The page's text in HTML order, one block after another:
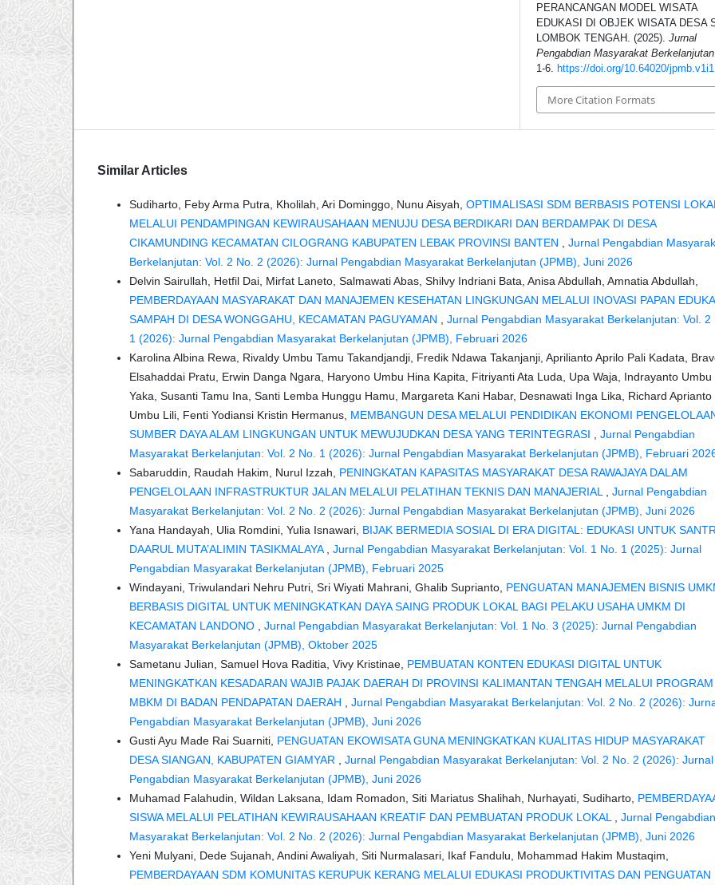
PERANCANGAN MODEL WISATA
EDUKASI DI OBJEK WISATA DESA
LOMBOK TENGAH. (2025).Jurnal
Pengabdian Masyarakat Berkelanjutan
1-6.
https://doi.org/10.64020/
More Citation Formats
Similar Articles
Sudiharto, Feby Arma Putra, Kholilah, Ari Dominggo, Nunu Aisyah, OPTIMALISASI SDM BERBASIS POTENSI
MELALUI PENDAMPINGAN KEWIRAUSAHAAN MENUJU DESA BERDIKARI DAN BERDAMPAK DI DESA
CIKAMUNDING KECAMATAN CILOGRANG KABUPATEN LEBAK PROVINSI BANTEN , Jurnal Pengabdian
Berkelanjutan: Vol. 2 No. 2 (2026): Jurnal Pengabdian Masyarakat Berkelanjutan (JPMB), Juni 2026
Delvin Sairullah, Hetfil Dai, Mirfat Laneto, Salmawati Abas, Shilvy Indriani Bata, Anisa Abdullah, Amnatia Abdullah,
PEMBERDAYAAN MASYARAKAT DAN MANAJEMEN KESEHATAN LINGKUNGAN MELALUI INOVASI PAPAN
SAMPAH DI DESA WONGGAHU, KECAMATAN PAGUYAMAN , Jurnal Pengabdian Masyarakat Berkelanjutan: Vol. 2
1 (2026): Jurnal Pengabdian Masyarakat Berkelanjutan (JPMB), Februari 2026
Karolina Albina Rewa, Rivaldy Umbu Tamu Takandjandji, Fredik Ndawa Takanjanji, Aprilianto Aprilo Pali Kadata,
Elsahaddai Pratu, Erwin Danga Ngara, Haryono Umbu Hina Kapita, Fitriyanti Ata Luda, Upa Waja, Indrayanto Umbu
Yaka, Susanti Tamu Ina, Santi Lemba Hunggu Hamu, Margareta Kani Habar, Desnawati Inga Lika, Richard Aprianto
Umbu Lili, Fenti Yodiansi Kristin Hermanus, MEMBANGUN DESA MELALUI PENDIDIKAN EKONOMI
SUMBER DAYA ALAM LINGKUNGAN UNTUK MEWUJUDKAN DESA YANG TERINTEGRASI , Jurnal Pengabdian
Masyarakat Berkelanjutan: Vol. 2 No. 1 (2026): Jurnal Pengabdian Masyarakat Berkelanjutan (JPMB), Februari
Sabaruddin, Raudah Hakim, Nurul Izzah, PENINGKATAN KAPASITAS MASYARAKAT DESA RAWAJAYA DALAM
PENGELOLAAN INFRASTRUKTUR JALAN MELALUI PELATIHAN TEKNIS DAN MANAJERIAL , Jurnal Pengabdian
Masyarakat Berkelanjutan: Vol. 2 No. 2 (2026): Jurnal Pengabdian Masyarakat Berkelanjutan (JPMB), Juni 2026
Yana Handayah, Ulia Romdini, Yulia Isnawari, BIJAK BERMEDIA SOSIAL DI ERA DIGITAL: EDUKASI UNTUK
DAARUL MUTA’ALIMIN TASIKMALAYA, Jurnal Pengabdian Masyarakat Berkelanjutan: Vol. 1 No. 1 (2025): Jurnal
Pengabdian Masyarakat Berkelanjutan (JPMB), Februari 2025
Windayani, Triwulandari Nehru Putri, Sri Wiyati Mahrani, Ghalib Suprianto, PENGUATAN MANAJEMEN BISNIS
BERBASIS DIGITAL UNTUK MENINGKATKAN DAYA SAING PRODUK LOKAL BAGI PELAKU USAHA UMKM DI
KECAMATAN LANDONO , Jurnal Pengabdian Masyarakat Berkelanjutan: Vol. 1 No. 3 (2025): Jurnal Pengabdian
Masyarakat Berkelanjutan (JPMB), Oktober 2025
Sametanu Julian, Samuel Hova Raditia, Vivy Kristinae, PEMBUATAN KONTEN EDUKASI DIGITAL UNTUK
MENINGKATKAN KESADARAN WAJIB PAJAK DAERAH DI PROVINSI KALIMANTAN TENGAH MELALUI PROGRAM
MBKM DI BADAN PENDAPATAN DAERAH , Jurnal Pengabdian Masyarakat Berkelanjutan: Vol. 2 No. 2 (2026):
Pengabdian Masyarakat Berkelanjutan (JPMB), Juni 2026
Gusti Ayu Made Rai Suarniti, PENGUATAN EKOWISATA GUNA MENINGKATKAN KUALITAS HIDUP MASYARAKAT
DESA SIANGAN, KABUPATEN GIAMYAR , Jurnal Pengabdian Masyarakat Berkelanjutan: Vol. 2 No. 2 (2026): Jurnal
Pengabdian Masyarakat Berkelanjutan (JPMB), Juni 2026
Muhamad Falahudin, Wildan Laksana, Idam Romadon, Siti Mariatus Shalihah, Nurhayati, Sudiharto,
SISWA MELALUI PELATIHAN KEWIRAUSAHAAN KREATIF DAN PEMBUATAN PRODUK LOKAL , Jurnal Pengabdian
Masyarakat Berkelanjutan: Vol. 2 No. 2 (2026): Jurnal Pengabdian Masyarakat Berkelanjutan (JPMB), Juni 2026
Yeni Mulyani, Dede Sujanah, Andini Awaliyah, Siti Nurmalasari, Ikaf Fandulu, Mohammad Hakim Mustaqim,
PEMBERDAYAAN SDM KOMUNITAS KERUPUK KERANG MELALUI EDUKASI PRODUKTIVITAS DAN PENGUATAN